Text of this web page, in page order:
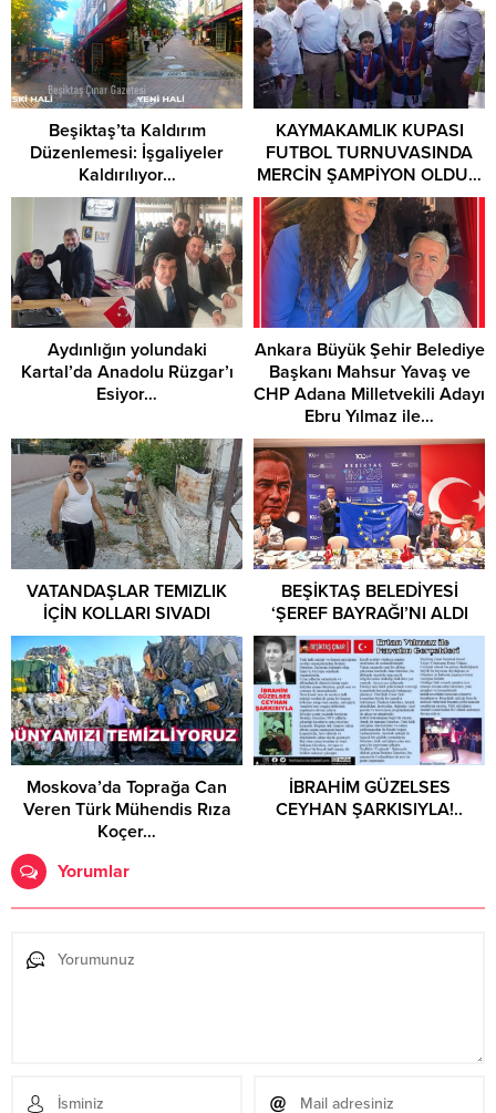
Beşiktaş’ta Kaldırım
Düzenlemesi: İşgaliyeler
Kaldırılıyor…
KAYMAKAMLIK KUPASI
FUTBOL TURNUVASINDA
MERCİN ŞAMPİYON OLDU…
Aydınlığın yolundaki
Kartal’da Anadolu Rüzgar’ı
Esiyor…
Ankara Büyük Şehir Belediye
Başkanı Mahsur Yavaş ve
CHP Adana Milletvekili Adayı
Ebru Yılmaz ile…
VATANDAŞLAR TEMIZLIK
İÇİN KOLLARI SIVADI
BEŞİKTAŞ BELEDİYESİ
‘ŞEREF BAYRAĞI’NI ALDI
Moskova’da Toprağa Can
Veren Türk Mühendis Rıza
Koçer…
İBRAHİM GÜZELSES
CEYHAN ŞARKISIYLA!..
Yorumlar